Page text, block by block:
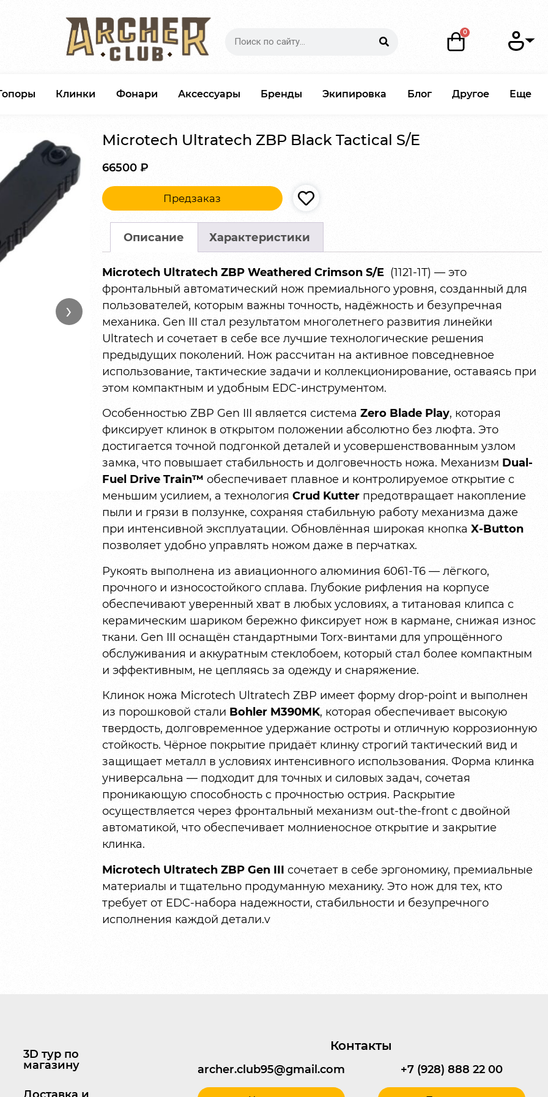
Клинки Фонари Аксессуары Бренды Экипировка Блог Другое Еще
›
Microtech Ultratech ZBP Black Tactical S/E
66500 ₽
Предзаказ
Описание Характеристики
Microtech Ultratech ZBP Weathered Crimson S/E (1121-1T) — это
фронтальный автоматический нож премиального уровня, созданный для
пользователей, которым важны точность, надёжность и безупречная
механика. Gen III стал результатом многолетнего развития линейки
Ultratech и сочетает в себе все лучшие технологические решения
предыдущих поколений. Нож рассчитан на активное повседневное
использование, тактические задачи и коллекционирование, оставаясь при
этом компактным и удобным EDC-инструментом.
Особенностью ZBP Gen III является система Zero Blade Play, которая
фиксирует клинок в открытом положении абсолютно без люфта. Это
достигается точной подгонкой деталей и усовершенствованным узлом
замка, что повышает стабильность и долговечность ножа. Механизм Dual-
Fuel Drive Train™ обеспечивает плавное и контролируемое открытие с
меньшим усилием, а технология Crud Kutterпредотвращает накопление
пыли и грязи в ползунке, сохраняя стабильную работу механизма даже
при интенсивной эксплуатации. Обновлённая широкая кнопка X-Button
позволяет удобно управлять ножом даже в перчатках.
Рукоять выполнена из авиационного алюминия 6061-T6 — лёгкого,
прочного и износостойкого сплава. Глубокие рифления на корпусе
обеспечивают уверенный хват в любых условиях, а титановая клипса с
керамическим шариком бережно фиксирует нож в кармане, снижая износ
ткани. Gen III оснащён стандартными Torx-винтами для упрощённого
обслуживания и аккуратным стеклобоем, который стал более компактным
и эффективным, не цепляясь за одежду и снаряжение.
Клинок ножа Microtech Ultratech ZBP имеет форму drop-point и выполнен
из порошковой стали Bohler M390MK, которая обеспечивает высокую
твердость, долговременное удержание остроты и отличную коррозионную
стойкость. Чёрное покрытие придаёт клинку строгий тактический вид и
защищает металл в условиях интенсивного использования. Форма клинка
универсальна — подходит для точных и силовых задач, сочетая
проникающую способность с прочностью острия. Раскрытие
осуществляется через фронтальный механизм out-the-front с двойной
автоматикой, что обеспечивает молниеносное открытие и закрытие
клинка.
Microtech Ultratech ZBP Gen III сочетает в себе эргономику, премиальные
материалы и тщательно продуманную механику. Это нож для тех, кто
требует от EDC-набора надежности, стабильности и безупречного
исполнения каждой детали.v
3D тур по
магазину
Контакты
archer.club95@gmail.com +7 (928) 888 22 00